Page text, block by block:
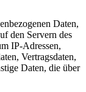
Daten,
den Servern des
IP-Adressen,
Vertragsdaten,
Daten, die über